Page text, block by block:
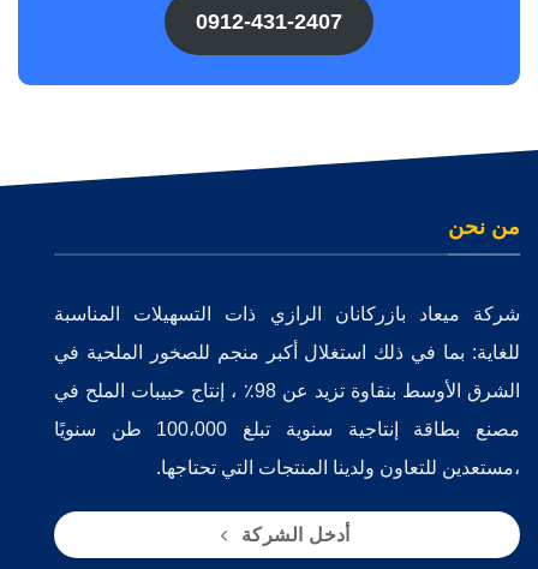
0912-431-2407
من نحن
شركة ميعاد بازركانان الرازي ذات التسهيلات المناسبة
للغاية: بما في ذلك استغلال أكبر منجم للصخور الملحية في
الشرق الأوسط بنقاوة تزيد عن 98٪ ، إنتاج حبيبات الملح في
مصنع بطاقة إنتاجية سنوية تبلغ 100،000 طن سنويًا
،مستعدين للتعاون ولدينا المنتجات التي تحتاجها.
أدخل الشركة